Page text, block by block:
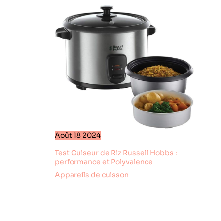
automatiquement
et possède une
fonction de départ
différé 6 MODES
DE CUISSON :
cuire sous
pression, cuire à la
vapeur (légumes),
mijoter (risotto),
dorer, cuire
lentement
(viandes, ragoûts)
AUSSI FRITEUSE
SANS HUILE :
ajoutez du
la minuterie
intelligente avec
départ différé
jusqu'à 24 heures,
programmez votre
appareil le matin et
trouvez un plat
parfaitement cuit
en rentrant du
travail. Une fois la
cuisson terminée,
automatique
s'active pour que
votre repas reste à
Août18 2024
Test Cuiseur de Riz Russell Hobbs :
performance et Polyvalence
Appareils de cuisson